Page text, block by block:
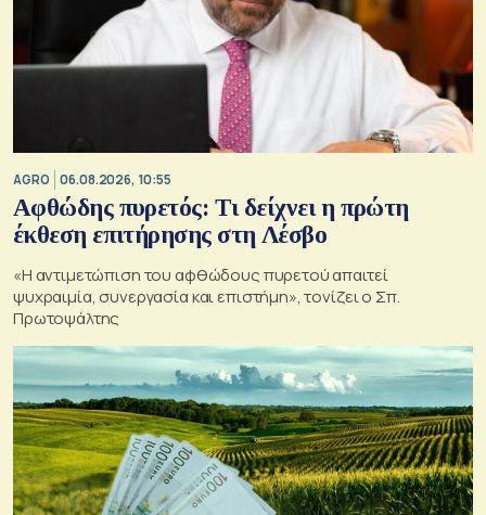
AGRO 06.08.2026, 10:55
Αφθώδης πυρετός: Τι δείχνει η πρώτη
έκθεση επιτήρησης στη Λέσβο
«Η αντιμετώπιση του αφθώδους πυρετού απαιτεί
ψυχραιμία, συνεργασία και επιστήμη», τονίζει ο Σπ.
Πρωτοψάλτης